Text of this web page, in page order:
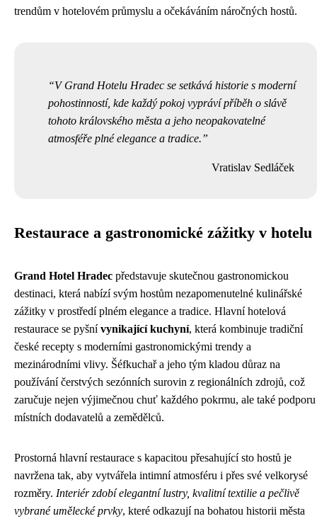
trendům v hotelovém průmyslu a očekáváním náročných hostů.
V Grand Hotelu Hradec se setkává historie s moderní
pohostinností, kde každý pokoj vypráví příběh o slávě
tohoto královského města a jeho neopakovatelné
atmosféře plné elegance a tradice.
Vratislav Sedláček
Restaurace a gastronomické zážitky v hotelu
Grand Hotel Hradec představuje skutečnou gastronomickou
destinaci, která nabízí svým hostům nezapomenutelné kulinářské
zážitky v prostředí plném elegance a tradice. Hlavní hotelová
restaurace se pyšnívynikající kuchyní, která kombinuje tradiční
české recepty s moderními gastronomickými trendy a
mezinárodními vlivy. Šéfkuchař a jeho tým kladou důraz na
používání čerstvých sezónních surovin z regionálních zdrojů, což
zaručuje nejen výjimečnou chuť každého pokrmu, ale také podporu
místních dodavatelů a zemědělců.
Prostorná hlavní restaurace s kapacitou přesahující sto hostů je
navržena tak, aby vytvářela intimní atmosféru i přes své velkorysé
rozměry. Interiér zdobí elegantní lustry, kvalitní textilie a pečlivě
vybrané umělecké prvky, které odkazují na bohatou historii města